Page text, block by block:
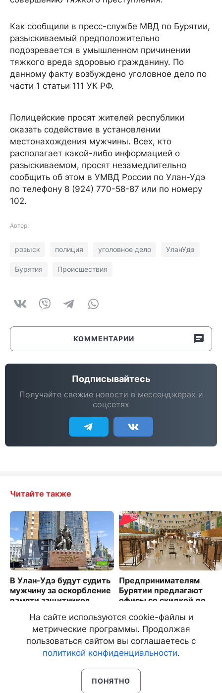
Как сообщили в пресс-службе МВД по Бурятии,
разыскиваемый предположительно
подозревается в умышленном причинении
тяжкого вреда здоровью гражданину. По
данному факту возбуждено уголовное дело по
части 1 статьи 111 УК РФ.
Полицейские просят жителей республики
оказать содействие в установлении
местонахождения мужчины. Всех, кто
располагает какой-либо информацией о
разыскиваемом, просят незамедлительно
сообщить об этом в УМВД России по Улан-Удэ
по телефону 8 (924) 770-58-87 или по номеру
102.
Автор:
розыск полиция уголовное дело УланУдэ
Бурятия Происшествия
КОММЕНТАРИИ
Подписывайтесь
Получайте свежие новости в мессенджерах и
соцсетях
Читайте также
В Улан-Удэ будут судить
мужчину за оскорбление
памяти защитников
Предпринимателям
Бурятии предлагают
офисы со скидкой до
2613
На сайте используются cookie-файлы и
метрические программы. Продолжая
пользоваться сайтом вы соглашаетесь с
политикой конфиденциальности.
ПОНЯТНО